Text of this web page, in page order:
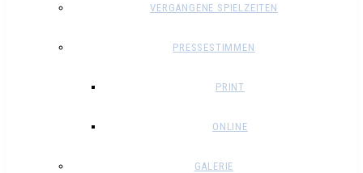
VERGANGENE SPIELZEITEN
PRESSESTIMMEN
PRINT
ONLINE
GALERIE